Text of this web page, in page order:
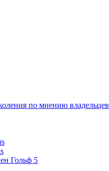
по мнению владельцев
Гольф 5